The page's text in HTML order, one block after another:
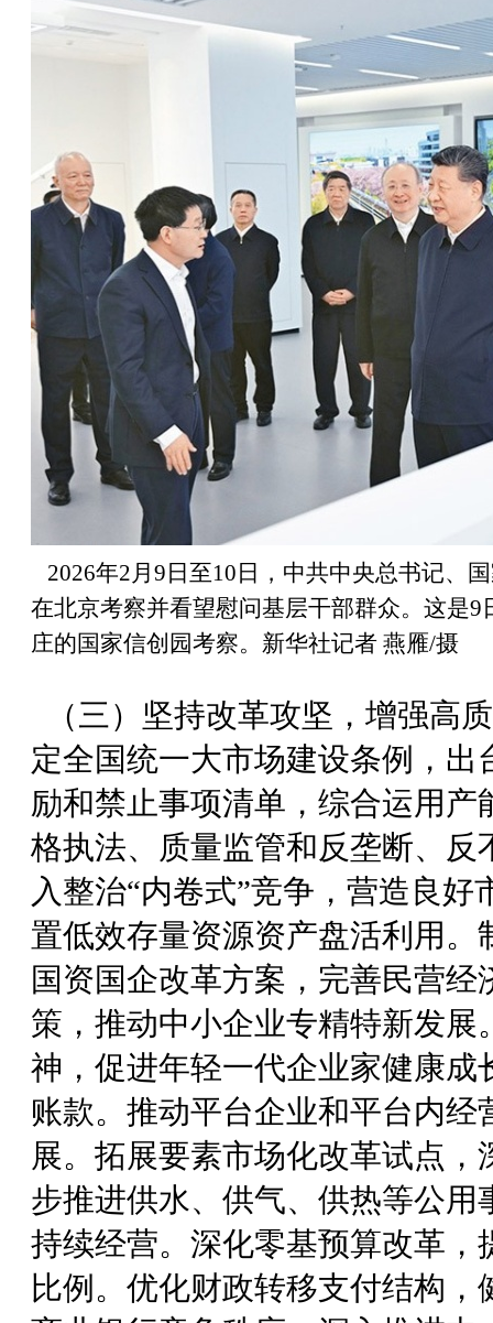
2026年2月9日至10日，中共中央总书记、
在北京考察并看望慰问基层干部群众。这是
庄的国家信创园考察。新华社记者 燕雁/摄
（三）坚持改革攻坚，增强高
定全国统一大市场建设条例，出
励和禁止事项清单，综合运用产
格执法、质量监管和反垄断、反
入整治“内卷式”竞争，营造良
置低效存量资源资产盘活利用。
国资国企改革方案，完善民营经
策，推动中小企业专精特新发展
神，促进年轻一代企业家健康成
账款。推动平台企业和平台内经
展。拓展要素市场化改革试点，
步推进供水、供气、供热等公用
持续经营。深化零基预算改革，
比例。优化财政转移支付结构